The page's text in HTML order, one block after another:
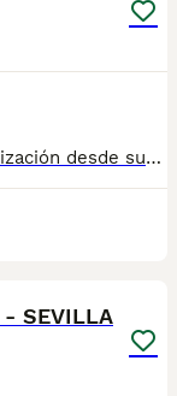
dedicación, salud y una excelente socialización desde sus primeras semanas de vida, estaremos encantados de ayudarte. 🚚 Realizamos entregas en toda España, con especial frecuencia en **Andalucía**: Sevilla, Málaga, Cádiz, Córdoba, Granada, Jaén, Huelva y Almería. También entregamos habitualmente en Marbella, Jerez de la Frontera, Estepona, Fuengirola, Benalmádena, Mijas, Dos Hermanas y cualquier punto de España. **Entrega 100% a contrarreembolso.** No tendrás que adelantar el importe del cachorro. Lo recibirás en la puerta de tu casa mediante transporte especializado y podrás comprobar que todo está correcto antes de realizar el pago. Nuestros cachorros se entregan: ✅ Vacunados ✅ Con microchip, cartilla veterinaria y documentación al día. ✅ Revisados veterinariamente antes de salir de nuestras instalaciones. ✅ Procedentes de excelentes líneas, seleccionadas por salud, carácter y morfología. ✅ Perfectamente socializados y acostumbrados al contacto diario con personas. ✅ Iniciados en el aprendizaje para hacer sus necesidades sobre empapador, facilitando su adaptación al nuevo hogar. ✅ Con asesoramiento personalizado antes y después de la entrega. Nuestro objetivo no es vender un cachorro más. Queremos que cada familia reciba un compañero sano, equilibrado y criado con el máximo cuidado desde el primer día. 📩 Si deseas fotografías, vídeos o más información, escríbenos por privado. Estaremos encantados de ayudarte a encontrar el compañero perfecto670864332
- SEVILLA